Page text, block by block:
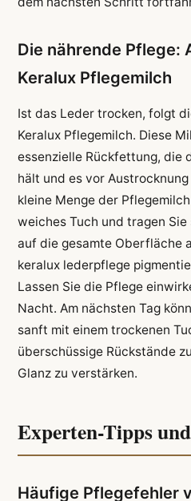
Die nährende Pflege:
Keralux Pflegemilch
Ist das Leder trocken, folgt
Keralux Pflegemilch. Diese
essenzielle Rückfettung, die
hält und es vor
kleine Menge der
weiches Tuch und tragen
auf die gesamte Oberfläche
keralux lederpflege
Lassen Sie die Pflege
Nacht. Am nächsten Tag
sanft mit einem trockenen
überschüssige Rückstände
Glanz zu verstärken.
Experten-Tipps
Häufige Pflegefehler